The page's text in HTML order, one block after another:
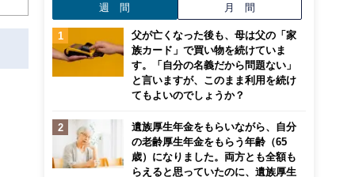
週 間 月 間
父が亡くなった後も、母は父の「家
族カード」で買い物を続けていま
す。「自分の名義だから問題ない」
と言いますが、このまま利用を続け
てもよいのでしょうか？
遺族厚生年金をもらいながら、自分
の老齢厚生年金をもらう年齢（65
歳）になりました。両方とも全額も
らえると思っていたのに、遺族厚生